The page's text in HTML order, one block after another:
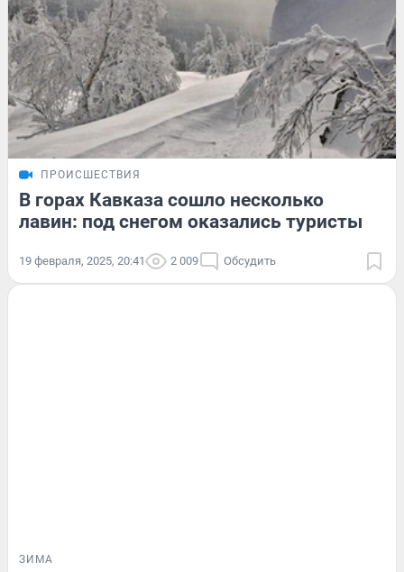
ПРОИСШЕСТВИЯ
В горах Кавказа сошло несколько
лавин: под снегом оказались туристы
19 февраля, 2025, 20:41 2 009 Обсудить
ЗИМА